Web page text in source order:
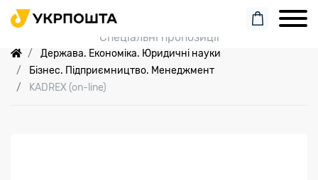
Пошук замовлення
Спеціальні пропозиції
Держава. Економіка. Юридичні науки
Бізнес. Підприємництво. Менеджмент
KADREX (on-line)